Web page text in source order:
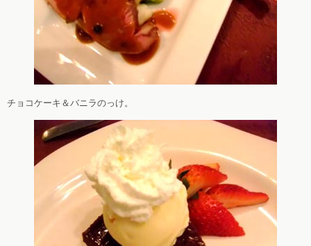
チョコケーキ＆バニラのっけ。